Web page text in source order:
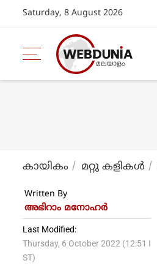
Saturday, 8 August 2026
കായികം മറ്റു കളികള്‍
Written By
അഭിറാം മനോഹർ
Last Modified:
Thursday, 6 October 2022 (12:51 I
ST)